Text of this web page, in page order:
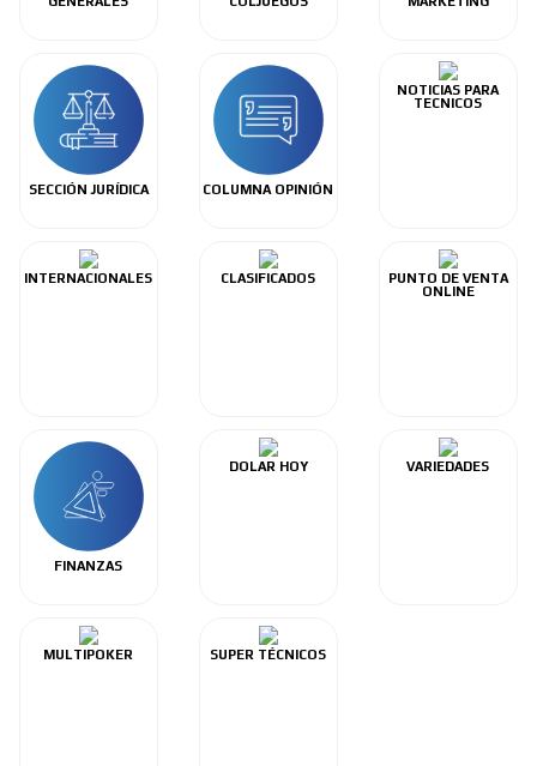
SECCIÓN JURÍDICA COLUMNA OPINIÓN
NOTICIAS PARA
TECNICOS
INTERNACIONALES CLASIFICADOS
PUNTO DE VENTA
ONLINE
FINANZAS
DOLAR HOY VARIEDADES
MULTIPOKER SUPER TÉCNICOS